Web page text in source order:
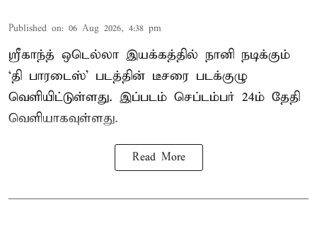
Published on: 06 Aug 2026, 4:38 pm
ஸ்ரீகாந்த் ஒடெல்லா இயக்கத்தில் நானி நடிக்கும்
‘தி பாரடைஸ்’ படத்தின் டீசரை படக்குழு
வெளியிட்டுள்ளது. இப்படம் செப்டம்பர் 24ம் தேதி
வெளியாகவுள்ளது.
Read More